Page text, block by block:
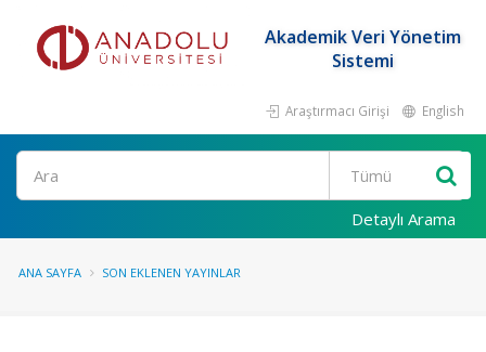
Akademik Veri Yönetim
Sistemi
Araştırmacı Girişi English
Ara
Detaylı Arama
ANA SAYFA SON EKLENEN YAYINLAR